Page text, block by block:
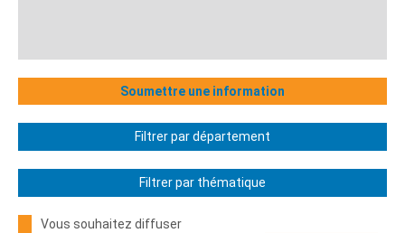
Soumettre une information
Filtrer par département
Filtrer par thématique
Vous souhaitez diffuser